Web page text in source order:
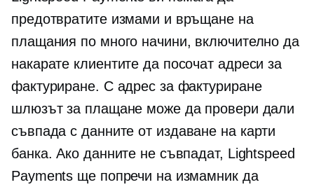
предотвратите измами и връщане на
плащания по много начини, включително да
накарате клиентите да посочат адреси за
фактуриране. С адрес за фактуриране
шлюзът за плащане може да провери дали
съвпада с данните от издаване на карти
банка. Ако данните не съвпадат, Lightspeed
Payments ще попречи на измамник да